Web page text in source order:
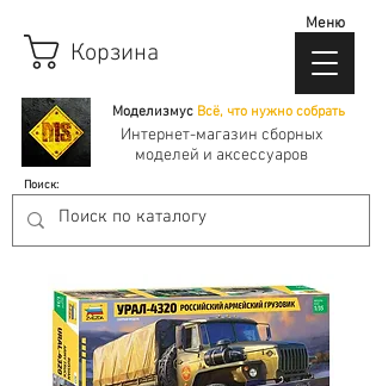
Моделизмус Всё, что нужно собрать
Корзина
Интернет-магазин сборных
моделей и аксессуаров
Поиск:
Меню